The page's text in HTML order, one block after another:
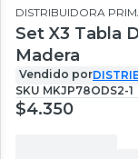
DISTRIBUIDORA
Set X3 Tabla
Madera
Vendido por
SKU MKJP78ODS2-1
$4.350